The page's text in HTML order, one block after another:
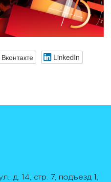
Вконтакте LinkedIn
д. 14, стр. 7, подъезд 1,